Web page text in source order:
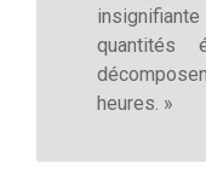
heures. »